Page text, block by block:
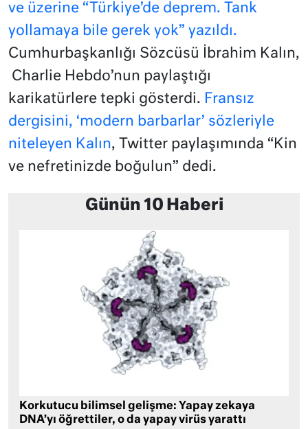
ve üzerine “Türkiye’de deprem. Tank
yollamaya bile gerek yok” yazıldı.
Cumhurbaşkanlığı Sözcüsü İbrahim Kalın,
Charlie Hebdo’nun paylaştığı
karikatürlere tepki gösterdi. Fransız
dergisini, ‘modern barbarlar’ sözleriyle
niteleyen Kalın, Twitter paylaşımında “Kin
ve nefretinizde boğulun” dedi.
Günün 10 Haberi
Korkutucu bilimsel gelişme: Yapay zekaya
DNA’yı öğrettiler, o da yapay virüs yarattı